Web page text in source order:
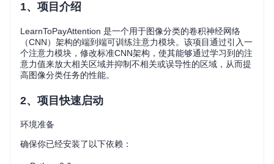
1、项目介绍
LearnToPayAttention 是一个用于图像分类的卷积神经网络
（CNN）架构的端到端可训练注意力模块。该项目通过引入一
个注意力模块，修改标准CNN架构，使其能够通过学习到的注
意力值来放大相关区域并抑制不相关或误导性的区域，从而提
高图像分类任务的性能。
2、项目快速启动
环境准备
确保你已经安装了以下依赖：